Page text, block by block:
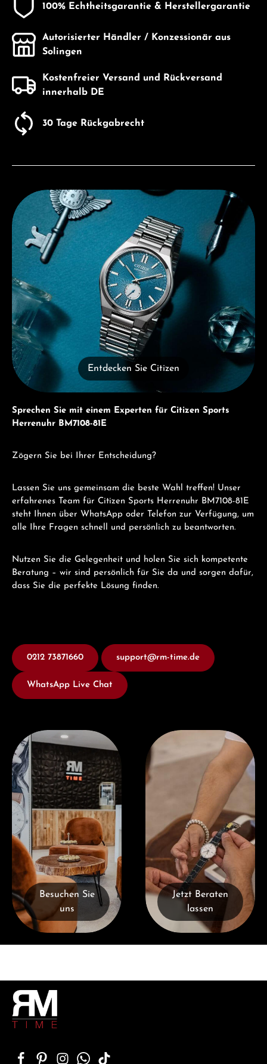
100% Echtheitsgarantie & Herstellergarantie
Autorisierter Händler / Konzessionär aus
Solingen
Kostenfreier Versand und Rückversand
innerhalb DE
30 Tage Rückgabrecht
Entdecken Sie Citizen
Entdecken Sie Citizen
Sprechen Sie mit einem Experten für Citizen Sports
Herrenuhr BM7108-81E
Zögern Sie bei Ihrer Entscheidung?
Lassen Sie uns gemeinsam die beste Wahl treffen! Unser
erfahrenes Team für Citizen Sports Herrenuhr BM7108-81E
steht Ihnen über WhatsApp oder Telefon zur Verfügung, um
alle Ihre Fragen schnell und persönlich zu beantworten.
Nutzen Sie die Gelegenheit und holen Sie sich kompetente
Beratung – wir sind persönlich für Sie da und sorgen dafür,
dass Sie die perfekte Lösung finden.
0212 73871660 support@rm-time.de
WhatsApp Live Chat
Besuchen Sie uns
Besuchen Sie
uns
Jetzt Beraten lassen
Jetzt Beraten
lassen